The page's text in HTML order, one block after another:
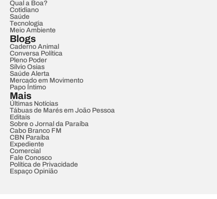
Qual a Boa?
Cotidiano
Saúde
Tecnologia
Meio Ambiente
Blogs
Caderno Animal
Conversa Política
Pleno Poder
Sílvio Osias
Saúde Alerta
Mercado em Movimento
Papo Íntimo
Mais
Últimas Notícias
Tábuas de Marés em João Pessoa
Editais
Sobre o Jornal da Paraíba
Cabo Branco FM
CBN Paraíba
Expediente
Comercial
Fale Conosco
Política de Privacidade
Espaço Opinião